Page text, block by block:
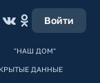
Войти
"НАШ ДОМ"
ДАННЫЕ